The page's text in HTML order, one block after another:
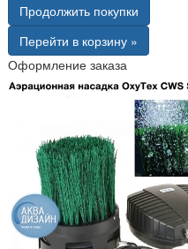
Продолжить покупки
Перейти в корзину »
Оформление заказа